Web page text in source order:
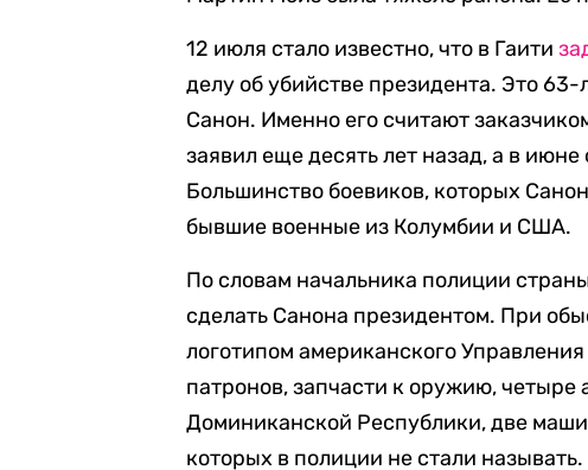
12 июля стало известно, что в Гаити
делу об убийстве президента. Это
Санон. Именно его считают
заявил еще десять лет назад, а в
Большинство боевиков, которых
бывшие военные из Колумбии и США.
По словам начальника полиции
сделать Санона президентом. При
логотипом американского
патронов, запчасти к оружию, четыре
Доминиканской Республики, две
которых в полиции не стали называть.